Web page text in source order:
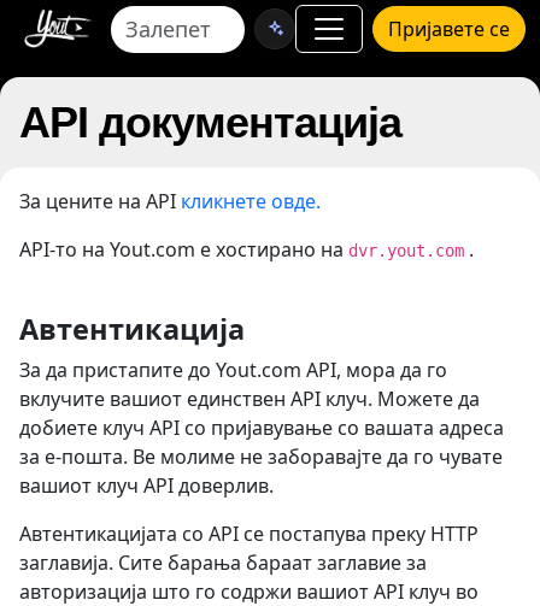
Пријавете се
API документација
За цените на API кликнете овде.
API-то на Yout.com е хостирано на dvr.yout.com .
Автентикација
За да пристапите до Yout.com API, мора да го
вклучите вашиот единствен API клуч. Можете да
добиете клуч API со пријавување со вашата адреса
за е-пошта. Ве молиме не заборавајте да го чувате
вашиот клуч API доверлив.
Автентикацијата со API се постапува преку HTTP
заглавија. Сите барања бараат заглавие за
авторизација што го содржи вашиот API клуч во